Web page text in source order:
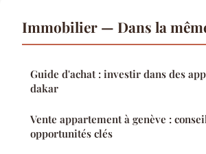
Immobilier — Dans la
Guide d'achat : investir dans des
dakar
Vente appartement à genève :
opportunités clés